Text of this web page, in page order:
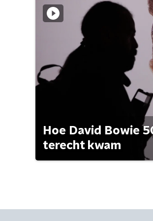
Hoe David Bowie
terecht kwam